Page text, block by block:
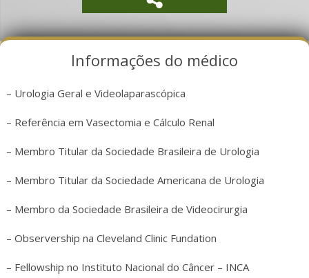
Informações do médico
– Urologia Geral e Videolaparascópica
– Referência em Vasectomia e Cálculo Renal
– Membro Titular da Sociedade Brasileira de Urologia
– Membro Titular da Sociedade Americana de Urologia
– Membro da Sociedade Brasileira de Videocirurgia
– Observership na Cleveland Clinic Fundation
– Fellowship no Instituto Nacional do Câncer – INCA